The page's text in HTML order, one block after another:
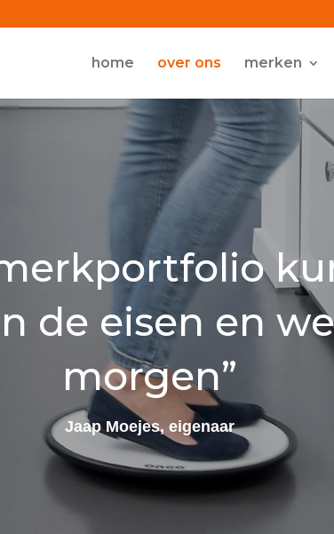
home over ons merken
de eisen en
morgen”
Jaap Moejes, eigenaar